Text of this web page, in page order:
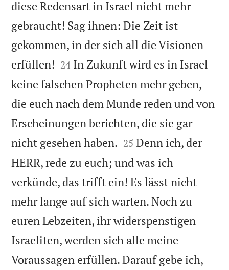
diese Redensart in Israel nicht mehr
gebraucht! Sag ihnen: Die Zeit ist
gekommen, in der sich all die Visionen
erfüllen! 

24 In Zukunft wird es in Israel
keine falschen Propheten mehr geben,
die euch nach dem Munde reden und von
Erscheinungen berichten, die sie gar
nicht gesehen haben. 

25 Denn ich, der
HERR, rede zu euch; und was ich
verkünde, das trifft ein! Es lässt nicht
mehr lange auf sich warten. Noch zu
euren Lebzeiten, ihr widerspenstigen
Israeliten, werden sich alle meine
Voraussagen erfüllen. Darauf gebe ich,